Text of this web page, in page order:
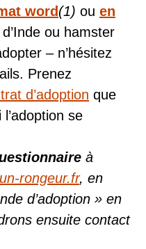
word(1) ou en
ou hamster
– n’hésitez
Prenez
d’adoption que
se
à
rongeur.fr, en
d’adoption » en
ensuite contact